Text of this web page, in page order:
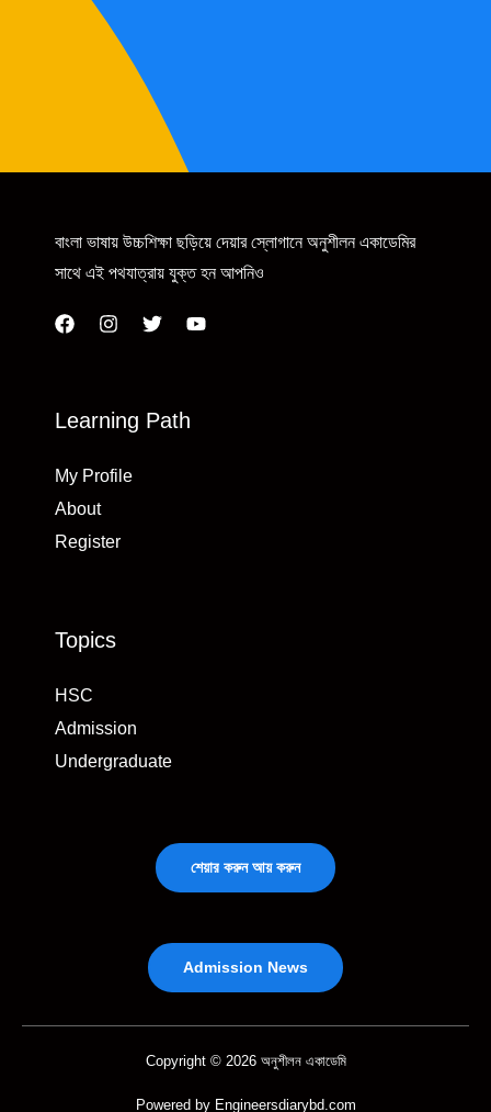
বাংলা ভাষায় উচ্চশিক্ষা ছড়িয়ে দেয়ার স্লোগানে অনুশীলন একাডেমির
সাথে এই পথযাত্রায় যুক্ত হন আপনিও
Learning Path
My Profile
About
Register
Topics
HSC
Admission
Undergraduate
শেয়ার করুন আয় করুন
Admission News
Copyright © 2026 অনুশীলন একাডেমি
Powered by Engineersdiarybd.com